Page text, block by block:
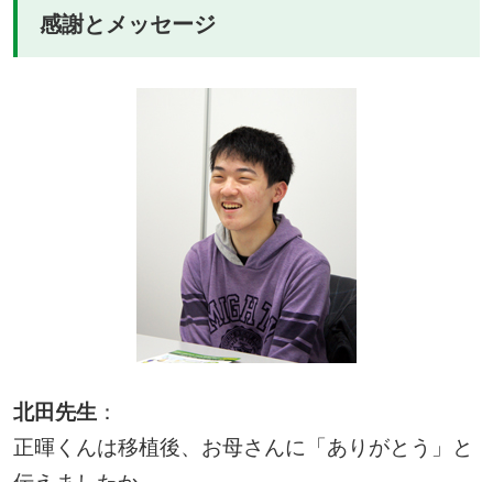
感謝とメッセージ
北田先生 ：
正暉くんは移植後、お母さんに「ありがとう」と